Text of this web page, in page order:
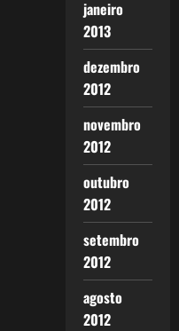
janeiro
2013
dezembro
2012
novembro
2012
outubro
2012
setembro
2012
agosto
2012